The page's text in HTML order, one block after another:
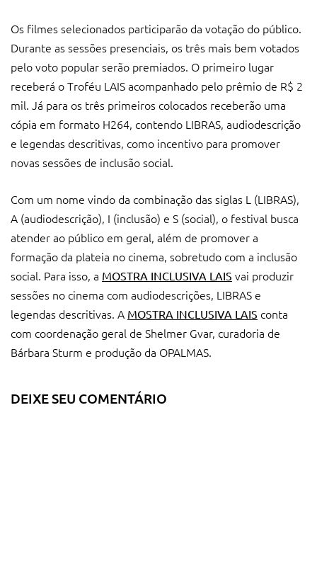
Os filmes selecionados participarão da votação do público.
Durante as sessões presenciais, os três mais bem votados
pelo voto popular serão premiados. O primeiro lugar
receberá o Troféu LAIS acompanhado pelo prêmio de R$ 2
mil. Já para os três primeiros colocados receberão uma
cópia em formato H264, contendo LIBRAS, audiodescrição
e legendas descritivas, como incentivo para promover
novas sessões de inclusão social.
Com um nome vindo da combinação das siglas L (LIBRAS),
A (audiodescrição), I (inclusão) e S (social), o festival busca
atender ao público em geral, além de promover a
formação da plateia no cinema, sobretudo com a inclusão
social. Para isso, a MOSTRA INCLUSIVA LAIS vai produzir
sessões no cinema com audiodescrições, LIBRAS e
legendas descritivas. A MOSTRA INCLUSIVA LAIS conta
com coordenação geral de Shelmer Gvar, curadoria de
Bárbara Sturm e produção da OPALMAS.
DEIXE SEU COMENTÁRIO